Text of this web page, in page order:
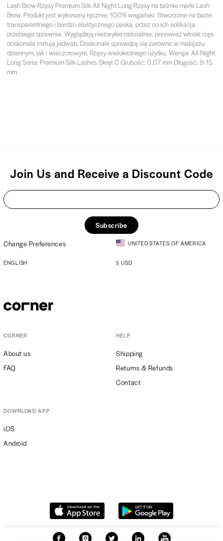
Lash Brow Rzęsy Premium Silk All Night Long Rzęsy na taśmie marki Lash
Brow. Produkt jest wykonany ręcznie, 100% wegański. Stworzone na bazie
transparentnego i bardzo elastycznego paska, przez co ich aplikacja
przebiega sprawnie. Wyglądają niezwykle naturalnie, ponieważ włoski rzęs
doskonale imitują jedwab. Doskonale sprawdzą się zarówno w makijażu
dziennym, jak i wieczorowym. Rzęsy wielokrotnego użytku. Wersja: All Night
Long Seria: Premium Silk Lashes Skręt C Grubość: 0,07 mm Długość: 9-15
mm
Join Us and Receive a Discount Code
Subscribe
Change Preferences
UNITED STATES OF AMERICA
ENGLISH $ USD
CORNER
About us
FAQ
HELP
Shipping
Returns & Refunds
Contact
DOWNLOAD APP
iOS
Android